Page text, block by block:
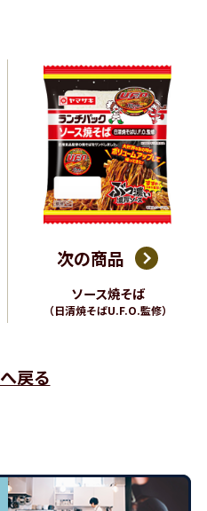
戻る
次の商品
ソース焼そば
（日清焼そばU.F.O.監修）